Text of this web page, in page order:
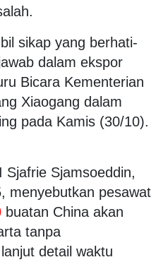
sikap yang berhati-
dalam ekspor
Bicara Kementerian
Xiaogang dalam
pada Kamis (30/10).
Sjafrie Sjamsoeddin,
menyebutkan pesawat
buatan China akan
tanpa
detail waktu